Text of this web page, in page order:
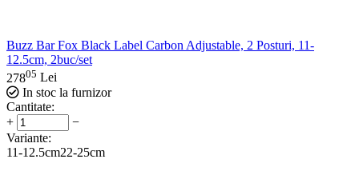
Buzz Bar Fox Black Label Carbon Adjustable, 2 Posturi, 11-
12.5cm, 2buc/set
27805 Lei
In stoc la furnizor
Cantitate:
+
−
Variante:
11-12.5cm22-25cm